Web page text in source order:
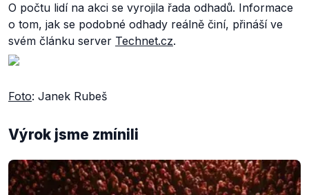
O počtu lidí na akci se vyrojila řada odhadů. Informace
o tom, jak se podobné odhady reálně činí, přináší ve
svém článku server Technet.cz.
Foto: Janek Rubeš
Výrok jsme zmínili